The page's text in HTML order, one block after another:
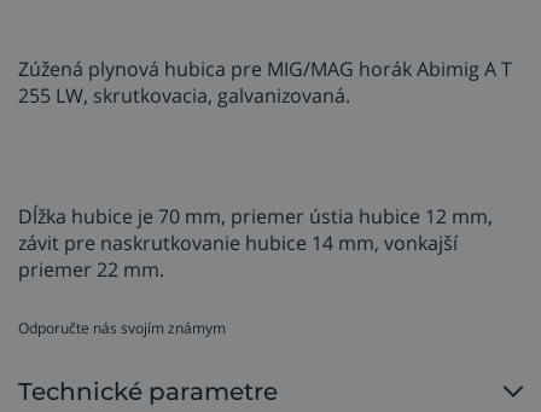
Zúžená plynová hubica pre MIG/MAG horák Abimig A T
255 LW, skrutkovacia, galvanizovaná.
Dĺžka hubice je 70 mm, priemer ústia hubice 12 mm,
závit pre naskrutkovanie hubice 14 mm, vonkajší
priemer 22 mm.
Odporučte nás svojím známym
Technické parametre